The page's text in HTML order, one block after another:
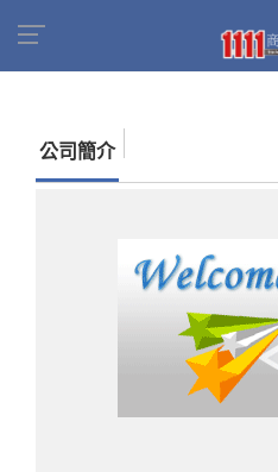
習班
公司簡介